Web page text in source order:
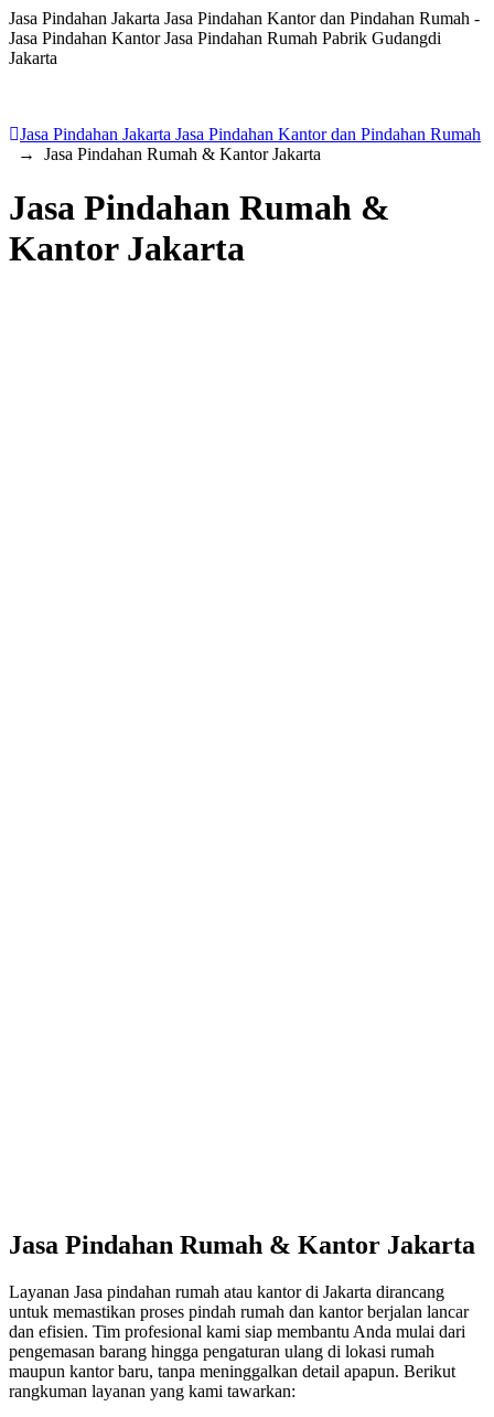
Jasa Pindahan Jakarta Jasa Pindahan Kantor dan Pindahan Rumah -
Jasa Pindahan Kantor Jasa Pindahan Rumah Pabrik Gudangdi
Jakarta
Jasa Pindahan Jakarta Jasa Pindahan Kantor dan Pindahan Rumah
→ Jasa Pindahan Rumah & Kantor Jakarta
Jasa Pindahan Rumah &
Kantor Jakarta
Jasa Pindahan Rumah & Kantor Jakarta
Layanan Jasa pindahan rumah atau kantor di Jakarta dirancang
untuk memastikan proses pindah rumah dan kantor berjalan lancar
dan efisien. Tim profesional kami siap membantu Anda mulai dari
pengemasan barang hingga pengaturan ulang di lokasi rumah
maupun kantor baru, tanpa meninggalkan detail apapun. Berikut
rangkuman layanan yang kami tawarkan: